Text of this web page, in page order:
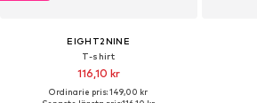
EIGHT2NINE
T-shirt
116,10 kr
Ordinarie pris: 149,00 kr